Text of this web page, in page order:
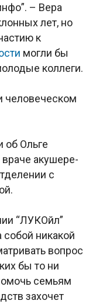
– Вера
лет, но
к
могли бы
коллеги.
человеческом
об Ольге
акушере-
с
“ЛУКОйл”
собой никакой
вопрос
бы то ни
семьям
захочет